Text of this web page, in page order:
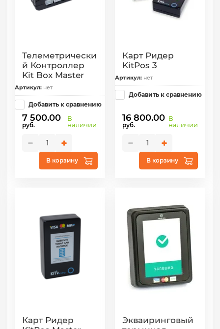
Телеметрически
й Контроллер
Kit Box Master
Артикул: нет
Добавить к сравнению
7 500.00
руб.
В
наличии
В корзину
Карт Ридер
KitPos 3
Артикул: нет
Добавить к сравнению
16 800.00
руб.
В
наличии
В корзину
Карт Ридер
Экваиринговый